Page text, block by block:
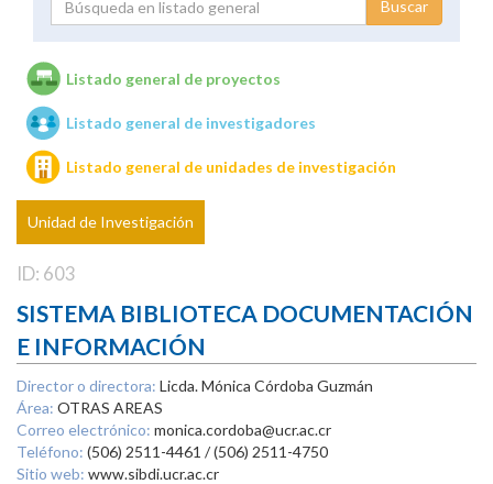
Unidades de investigación
Listado general de proyectos
Listado general de investigadores
Listado general de unidades de investigación
Unidad de Investigación
ID: 603
SISTEMA BIBLIOTECA DOCUMENTACIÓN
E INFORMACIÓN
Director o directora: Licda. Mónica Córdoba Guzmán
Área: OTRAS AREAS
Correo electrónico: monica.cordoba@ucr.ac.cr
Teléfono: (506) 2511-4461 / (506) 2511-4750
Sitio web: www.sibdi.ucr.ac.cr